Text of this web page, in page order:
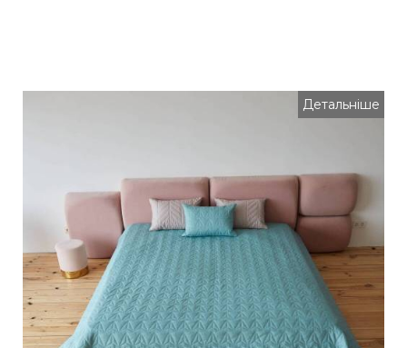
Детальніше